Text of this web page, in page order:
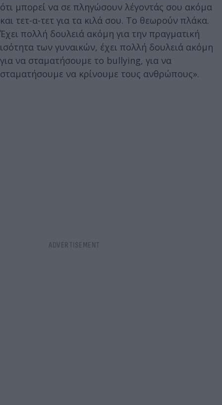
ότι μπορεί να σε πληγώσουν λέγοντάς σου ακόμα
και τετ-α-τετ για τα κιλά σου. Το θεωρούν πλάκα.
Έχει πολλή δουλειά ακόμη για την πραγματική
ισότητα των γυναικών, έχει πολλή δουλειά ακόμη
για να σταματήσουμε το bullying, για να
σταματήσουμε να κρίνουμε τους ανθρώπους».